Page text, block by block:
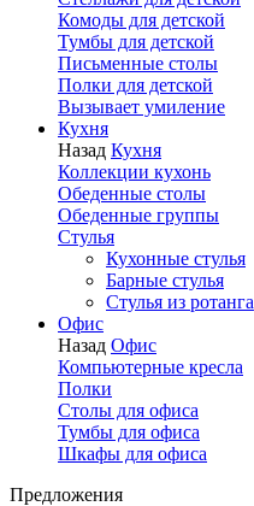
Комоды для детской
Тумбы для детской
Письменные столы
Полки для детской
Вызывает умиление
Кухня
Назад Кухня
Коллекции кухонь
Обеденные столы
Обеденные группы
Стулья
Кухонные стулья
Барные стулья
Стулья из ротанга
Офис
Назад Офис
Компьютерные кресла
Полки
Столы для офиса
Тумбы для офиса
Шкафы для офиса
Предложения